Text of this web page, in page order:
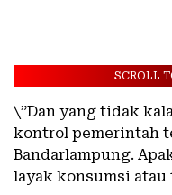
SCROLL
\”Dan yang tidak
kontrol pemerintah
Bandarlampung.
layak konsumsi